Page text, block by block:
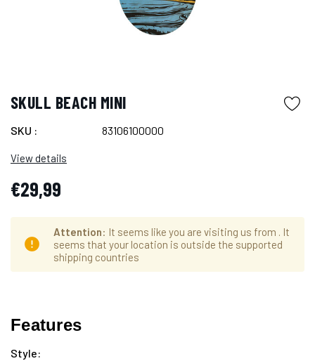
SKULL BEACH MINI
SKU : 83106100000
View details
€29,99
Attention: It seems like you are visiting us from . It
seems that your location is outside the supported
shipping countries
up!
only
left
actuel :
Features
Style: